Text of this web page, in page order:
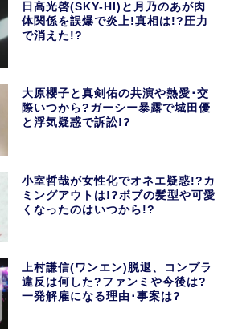
日高光啓(SKY-HI)と月乃のあが肉
体関係を誤爆で炎上!真相は!?圧力
で消えた!?
大原櫻子と真剣佑の共演や熱愛･交
際いつから?ガーシー暴露で城田優
と浮気疑惑で訴訟!?
小室哲哉が女性化でオネエ疑惑!?カ
ミングアウトは!?ボブの髪型や可愛
くなったのはいつから!?
上村謙信(ワンエン)脱退、コンプラ
違反は何した?ファンミや今後は?
一発解雇になる理由･事案は?